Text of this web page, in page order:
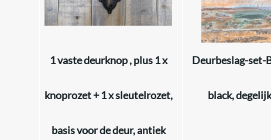
1 vaste deurknop , plus 1 x
knoprozet + 1 x sleutelrozet,
basis voor de deur, antiek
Deurbeslag-set-
black,